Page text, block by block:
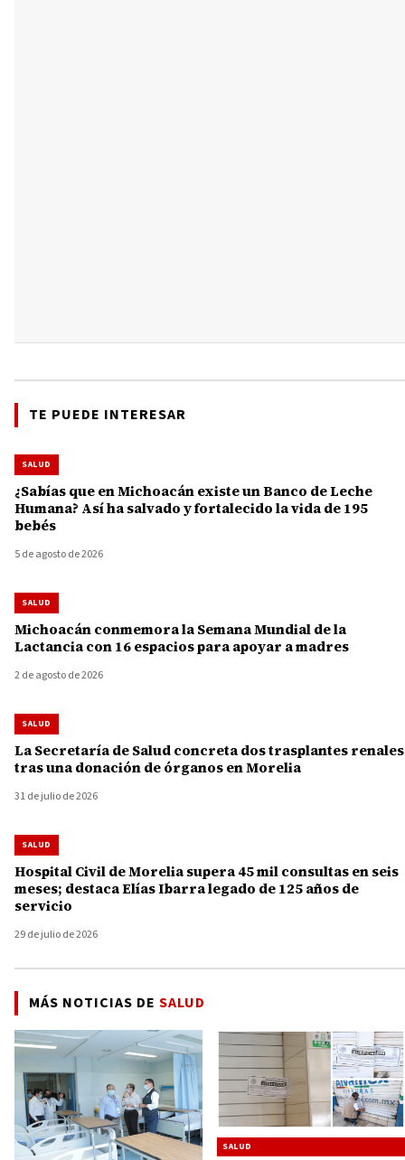
TE PUEDE INTERESAR
SALUD
¿Sabías que en Michoacán existe un Banco de Leche
Humana? Así ha salvado y fortalecido la vida de 195
bebés
5 de agosto de 2026
SALUD
Michoacán conmemora la Semana Mundial de la
Lactancia con 16 espacios para apoyar a madres
2 de agosto de 2026
SALUD
La Secretaría de Salud concreta dos trasplantes renales
tras una donación de órganos en Morelia
31 de julio de 2026
SALUD
Hospital Civil de Morelia supera 45 mil consultas en seis
meses; destaca Elías Ibarra legado de 125 años de
servicio
29 de julio de 2026
MÁS NOTICIAS DE SALUD
SALUD